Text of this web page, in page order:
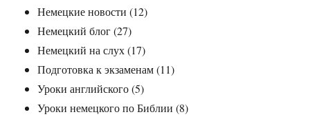
Немецкие новости (12)
Немецкий блог(27)
Немецкий на слух(17)
Подготовка к экзаменам(11)
Уроки английского(5)
Уроки немецкого по Библии (8)